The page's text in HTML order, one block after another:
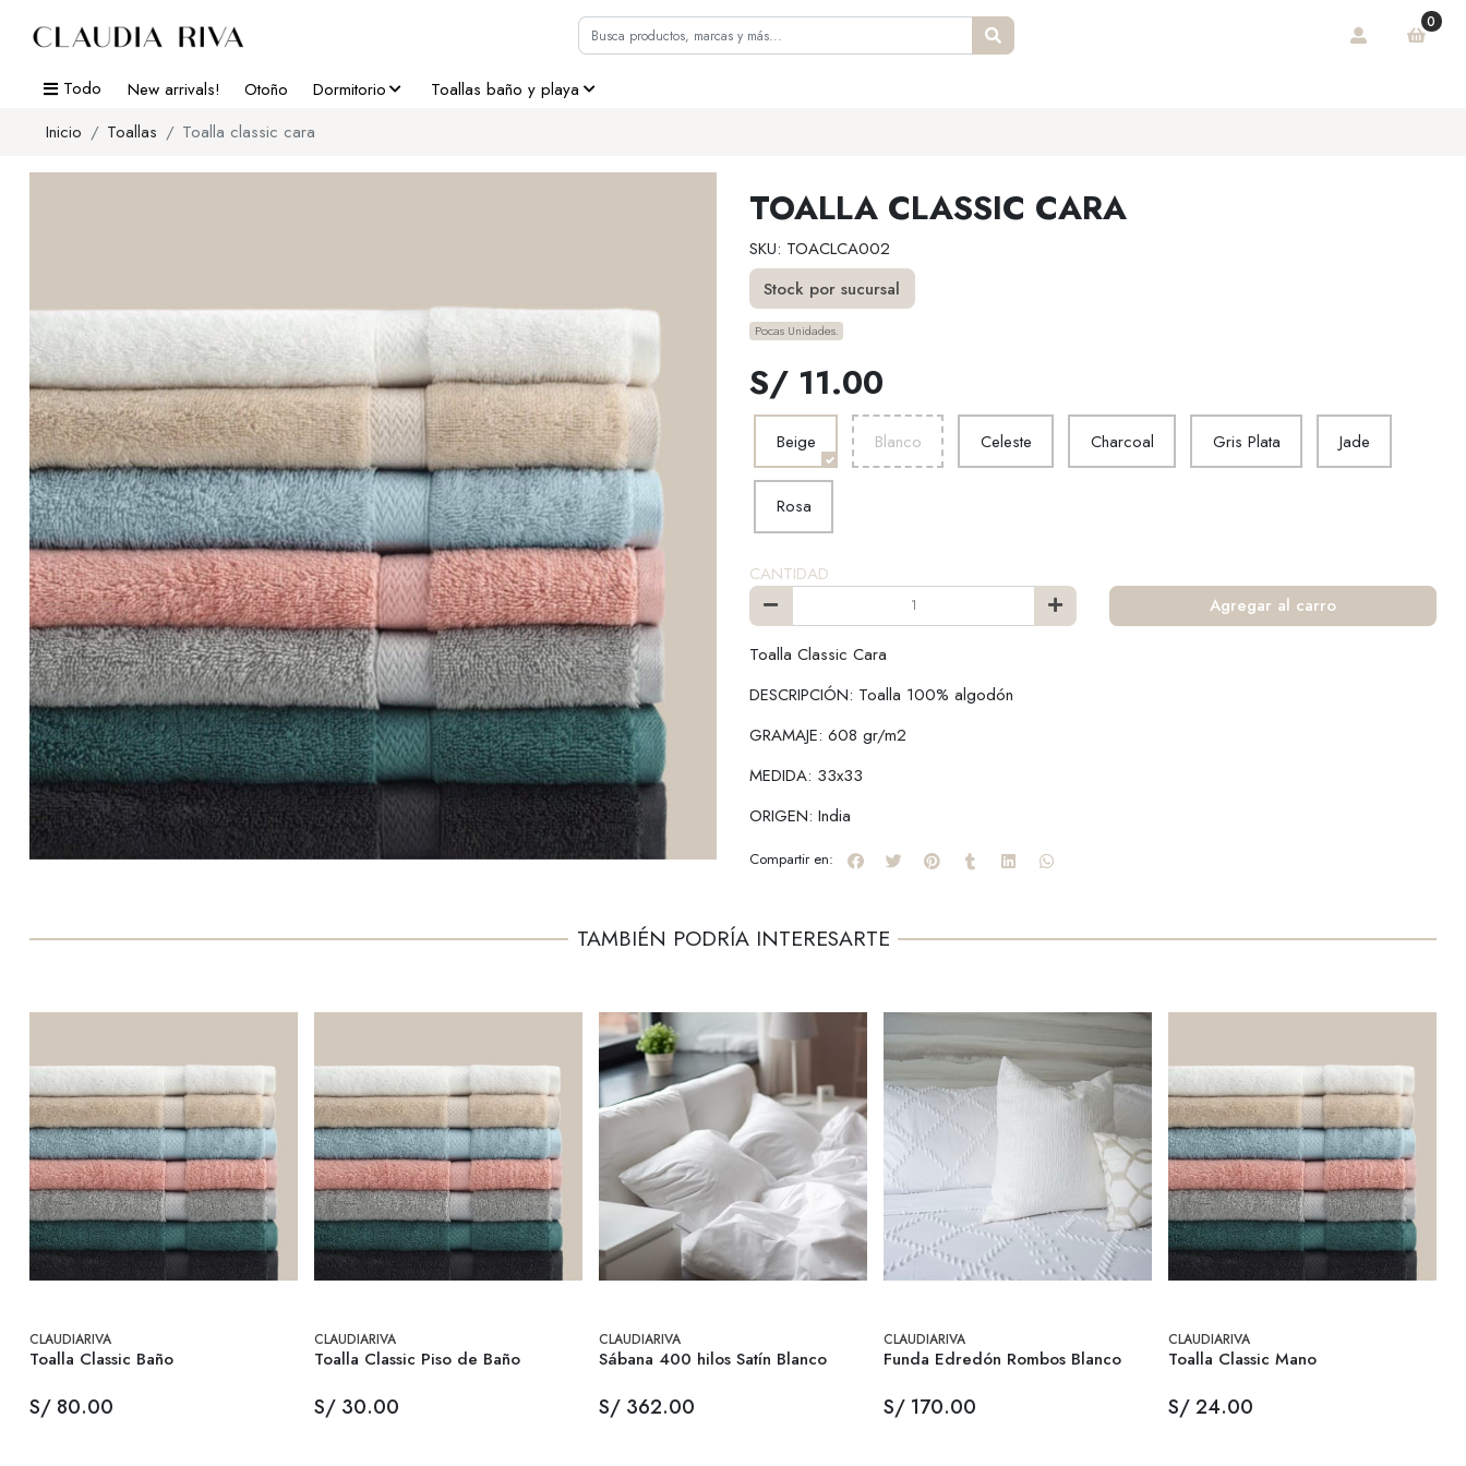
0
Todo New arrivals! Otoño Dormitorio
Toallas baño y playa
Inicio
Toallas Toalla classic cara
TOALLA CLASSIC CARA
SKU: TOACLCA002
Stock por sucursal
Pocas Unidades.
S/ 11.00
Beige Blanco Celeste Charcoal Gris Plata Jade
Rosa
CANTIDAD
Agregar al carro
Toalla Classic Cara
DESCRIPCIÓN: Toalla 100% algodón
GRAMAJE: 608 gr/m2
MEDIDA: 33x33
ORIGEN: India
Compartir en:
TAMBIÉN PODRÍA INTERESARTE
CLAUDIARIVA
Toalla Classic Baño
S/ 80.00
CLAUDIARIVA
Toalla Classic Piso de Baño
S/ 30.00
CLAUDIARIVA
Sábana 400 hilos Satín Blanco
S/ 362.00
CLAUDIARIVA
Funda Edredón Rombos Blanco
S/ 170.00
CLAUDIARIVA
Toalla Classic Mano
S/ 24.00